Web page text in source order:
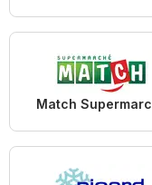
Match